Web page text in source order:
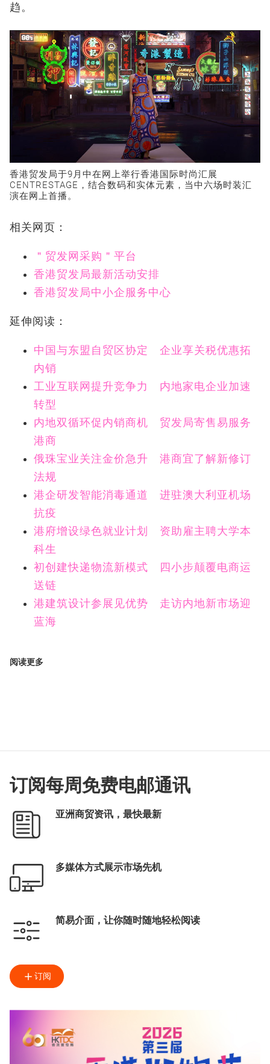
趋。
香港贸发局于9月中在网上举行香港国际时尚汇展
CENTRESTAGE，结合数码和实体元素，当中六场时装汇
演在网上首播。
相关网页：
＂贸发网采购＂平台
香港贸发局最新活动安排
香港贸发局中小企服务中心
延伸阅读：
中国与东盟自贸区协定 企业享关税优惠拓
内销
工业互联网提升竞争力 内地家电企业加速
转型
内地双循环促内销商机 贸发局寄售易服务
港商
俄珠宝业关注金价急升 港商宜了解新修订
法规
港企研发智能消毒通道 进驻澳大利亚机场
抗疫
港府增设绿色就业计划 资助雇主聘大学本
科生
初创建快递物流新模式 四小步颠覆电商运
送链
港建筑设计参展见优势 走访内地新市场迎
蓝海
阅读更多
订阅每周免费电邮通讯
亚洲商贸资讯，最快最新
多媒体方式展示市场先机
简易介面，让你随时随地轻松阅读
订阅